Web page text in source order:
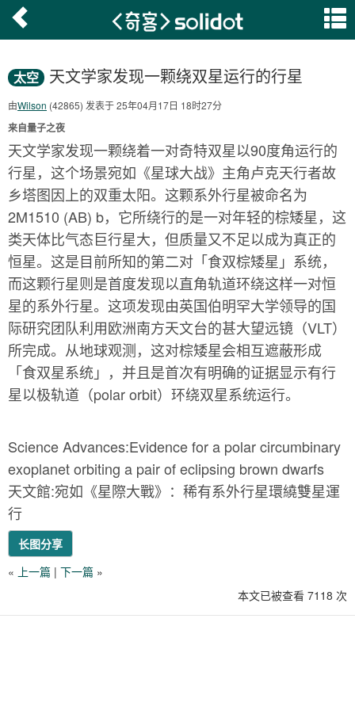
太空 天文学家发现一颗绕双星运行的行星
由Wilson (42865) 发表于 25年04月17日 18时27分
来自量子之夜
天文学家发现一颗绕着一对奇特双星以90度角运行的
行星，这个场景宛如《星球大战》主角卢克天行者故
乡塔图因上的双重太阳。这颗系外行星被命名为
2M1510 (AB) b，它所绕行的是一对年轻的棕矮星，这
类天体比气态巨行星大，但质量又不足以成为真正的
恒星。这是目前所知的第二对「食双棕矮星」系统，
而这颗行星则是首度发现以直角轨道环绕这样一对恒
星的系外行星。这项发现由英国伯明罕大学领导的国
际研究团队利用欧洲南方天文台的甚大望远镜（VLT）
所完成。从地球观测，这对棕矮星会相互遮蔽形成
「食双星系统」，并且是首次有明确的证据显示有行
星以极轨道（polar orbit）环绕双星系统运行。
Science Advances:Evidence for a polar circumbinary
exoplanet orbiting a pair of eclipsing brown dwarfs
天文館:宛如《星際大戰》：稀有系外行星環繞雙星運
行
长图分享
« 上一篇 | 下一篇 »
本文已被查看 7118 次